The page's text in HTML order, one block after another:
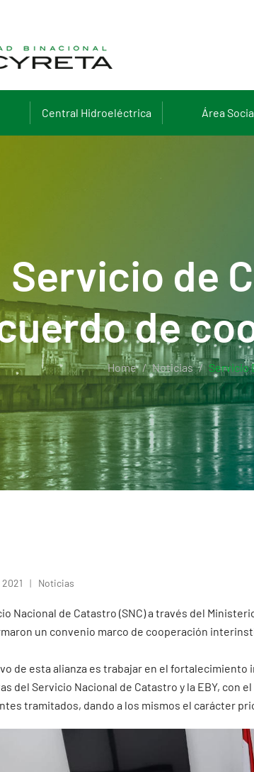
Central Hidroeléctrica Área
Servicio de
de
Home Noticias Servicio
Noticias
Nacional de Catastro (SNC) a través del
un convenio marco de cooperación
de esta alianza es trabajar en el
del Servicio Nacional de Catastro y la EBY, con
tramitados, dando a los mismos el carácter